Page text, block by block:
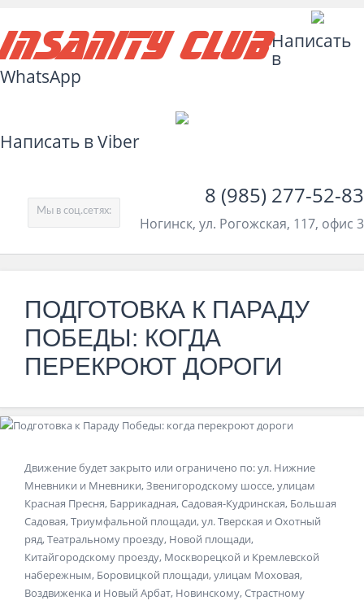
Insanity ClubНаписать
в
WhatsApp
Написать в Viber
8 (985) 277-52-83
Ногинск, ул. Рогожская, 117, офис 3
Мы в соц.сетях:
ПОДГОТОВКА К ПАРАДУ
ПОБЕДЫ: КОГДА
ПЕРЕКРОЮТ ДОРОГИ
Движение будет закрыто или ограничено по: ул. Нижние
Мневники и Мневники, Звенигородскому шоссе, улицам
Красная Пресня, Баррикадная, Садовая-Кудринская, Большая
Садовая, Триумфальной площади, ул. Тверская и Охотный
ряд, Театральному проезду, Новой площади,
Китайгородскому проезду, Москворецкой и Кремлевской
набережным, Боровицкой площади, улицам Моховая,
Воздвиженка и Новый Арбат, Новинскому, Страстному